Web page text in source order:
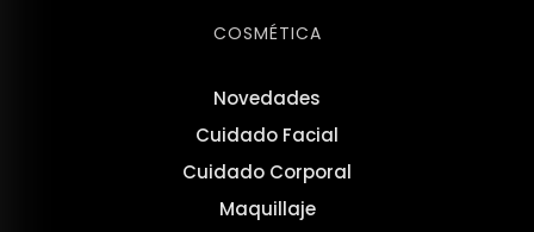
COSMÉTICA
Novedades
Cuidado Facial
Cuidado Corporal
Maquillaje